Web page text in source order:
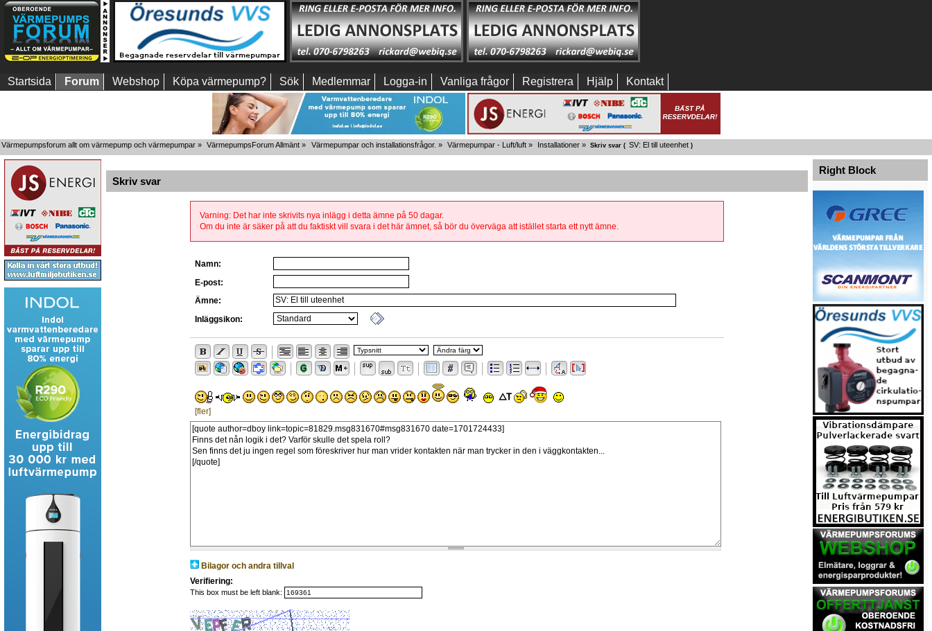
Startsida Forum Webshop Köpa värmepump? Sök Medlemmar Logga-in Vanliga frågor Registrera Hjälp Kontakt
Värmepumpsforum allt om värmepump och värmepumpar » VärmepumpsForum Allmänt » Värmepumpar och installationsfrågor. » Värmepumpar - Luft/luft» Installationer » Skriv svar ( SV: El till uteenhet)
Skriv svar
Varning: Det har inte skrivits nya inlägg i detta ämne på 50 dagar.
Om du inte är säker på att du faktiskt vill svara i det här ämnet, så bör du överväga att istället starta ett nytt ämne.
Namn:
E-post:
Ämne:
Inläggsikon:
[fler]
Bilagor och andra tillval
Verifiering:
This box must be left blank:
Right Block